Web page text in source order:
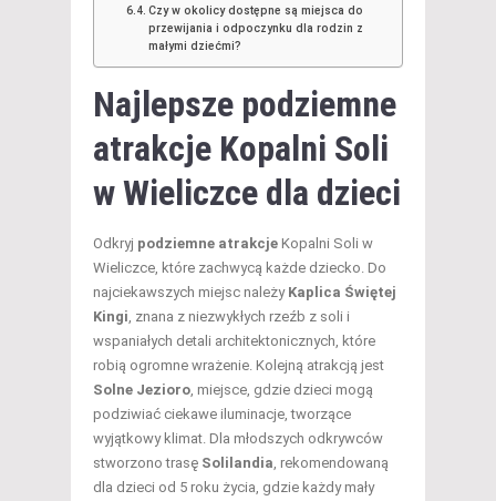
Czy w okolicy dostępne są miejsca do
przewijania i odpoczynku dla rodzin z
małymi dziećmi?
Najlepsze podziemne
atrakcje Kopalni Soli
wWieliczce dla dzieci
Odkryj podziemne atrakcje Kopalni Soli w
Wieliczce, które zachwycą każde dziecko. Do
najciekawszych miejsc należy Kaplica Świętej
Kingi , znana z niezwykłych rzeźb z soli i
wspaniałych detali architektonicznych, które
robią ogromne wrażenie. Kolejną atrakcją jest
Solne Jezioro , miejsce, gdzie dzieci mogą
podziwiać ciekawe iluminacje, tworzące
wyjątkowy klimat. Dla młodszych odkrywców
stworzono trasę Solilandia , rekomendowaną
dla dzieci od 5 roku życia, gdzie każdy mały